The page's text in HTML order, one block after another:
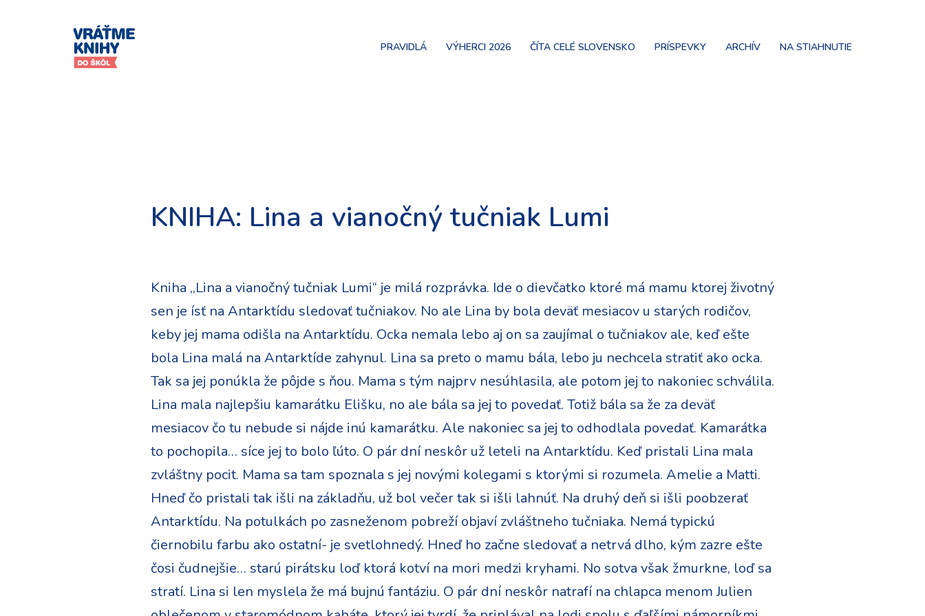
PRAVIDLÁ VÝHERCI 2026 ČÍTA CELÉ SLOVENSKO PRÍSPEVKY ARCHÍV NA STIAHNUTIE
KNIHA: Lina a vianočný tučniak Lumi
Kniha ,,Lina a vianočný tučniak Lumi“ je milá rozprávka. Ide o dievčatko ktoré má mamu ktorej životný
sen je ísť na Antarktídu sledovať tučniakov. No ale Lina by bola deväť mesiacov u starých rodičov,
keby jej mama odišla na Antarktídu. Ocka nemala lebo aj on sa zaujímal o tučniakov ale, keď ešte
bola Lina malá na Antarktíde zahynul. Lina sa preto o mamu bála, lebo ju nechcela stratiť ako ocka.
Tak sa jej ponúkla že pôjde s ňou. Mama s tým najprv nesúhlasila, ale potom jej to nakoniec schválila.
Lina mala najlepšiu kamarátku Elišku, no ale bála sa jej to povedať. Totiž bála sa že za deväť
mesiacov čo tu nebude si nájde inú kamarátku. Ale nakoniec sa jej to odhodlala povedať. Kamarátka
to pochopila… síce jej to bolo ľúto. O pár dní neskôr už leteli na Antarktídu. Keď pristali Lina mala
zvláštny pocit. Mama sa tam spoznala s jej novými kolegami s ktorými si rozumela. Amelie a Matti.
Hneď čo pristali tak išli na základňu, už bol večer tak si išli lahnúť. Na druhý deň si išli poobzerať
Antarktídu. Na potulkách po zasneženom pobreží objaví zvláštneho tučniaka. Nemá typickú
čiernobilu farbu ako ostatní- je svetlohnedý. Hneď ho začne sledovať a netrvá dlho, kým zazre ešte
čosi čudnejšie… starú pirátsku loď ktorá kotví na mori medzi kryhami. No sotva však žmurkne, loď sa
stratí. Lina si len myslela že má bujnú fantáziu. O pár dní neskôr natrafí na chlapca menom Julien